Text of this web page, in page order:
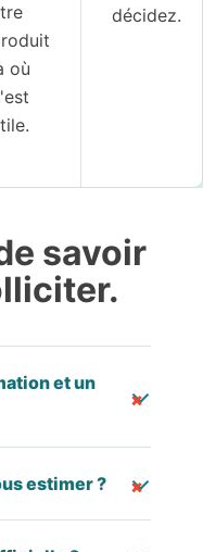
où
décidez.
savoir
et un
estimer ?